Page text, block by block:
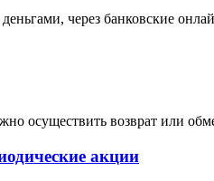
через банковские
осуществить возврат или
акции